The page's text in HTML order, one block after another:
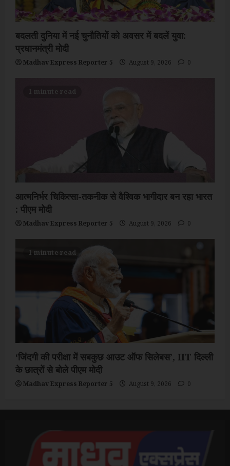
बदलती दुनिया में नई चुनौतियों को अवसर में बदलें युवा:
प्रधानमंत्री मोदी
Madhav Express Reporter 5 August 9, 2026 0
1 minute read
आत्मनिर्भर चिकित्सा-तकनीक से वैश्विक भागीदार बन रहा भारत
: पीएम मोदी
Madhav Express Reporter 5 August 9, 2026 0
1 minute read
‘जिंदगी की परीक्षा में सबकुछ आउट ऑफ सिलेबस’, IIT दिल्ली
के छात्रों से बोले पीएम मोदी
Madhav Express Reporter 5 August 9, 2026 0